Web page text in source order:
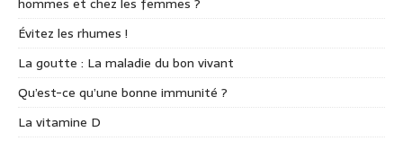
Évitez les rhumes !
La goutte : La maladie du bon vivant
Qu’est-ce qu’une bonne immunité ?
La vitamine D